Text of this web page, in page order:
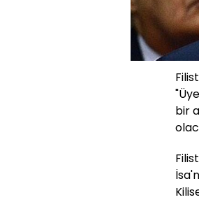
bir